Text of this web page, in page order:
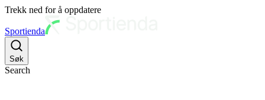
Trekk ned for å oppdatere
Sportienda
Søk
Search